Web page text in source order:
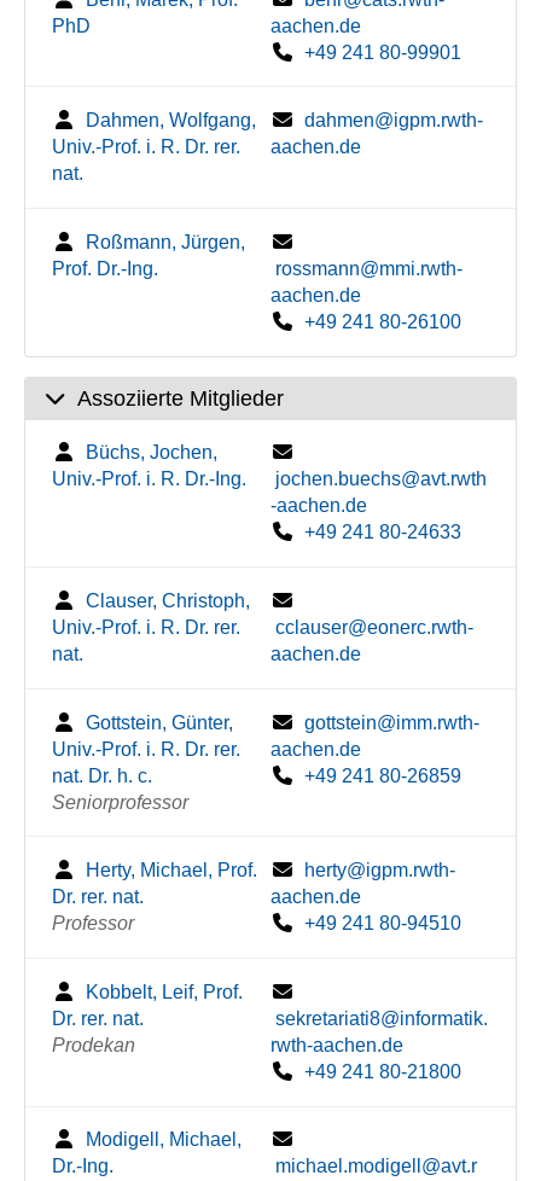
PhD
aachen.de
+49 241 80-99901
Dahmen, Wolfgang,
Univ.-Prof. i. R. Dr. rer.
nat.
dahmen@igpm.rwth-
aachen.de
Roßmann, Jürgen,
Prof. Dr.-Ing.
rossmann@mmi.rwth-
aachen.de
+49 241 80-26100
Assoziierte Mitglieder
Büchs, Jochen,
Univ.-Prof. i. R. Dr.-Ing.
jochen.buechs@avt.rwth
-aachen.de
+49 241 80-24633
Clauser, Christoph,
Univ.-Prof. i. R. Dr. rer.
nat.
cclauser@eonerc.rwth-
aachen.de
Gottstein, Günter,
Univ.-Prof. i. R. Dr. rer.
nat. Dr. h. c.
Seniorprofessor
gottstein@imm.rwth-
aachen.de
+49 241 80-26859
Herty, Michael, Prof.
Dr. rer. nat.
Professor
herty@igpm.rwth-
aachen.de
+49 241 80-94510
Kobbelt, Leif, Prof.
Dr. rer. nat.
Prodekan
sekretariati8@informatik.
rwth-aachen.de
+49 241 80-21800
Modigell, Michael,
Dr.-Ing.
michael.modigell@avt.r